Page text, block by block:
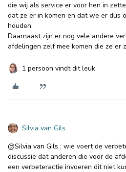
die wij als service er voor hen in
dat ze er in komen en dat we er dus
houden.
Daarnaast zijn er nog vele andere
afdelingen zelf mee komen die ze er
1 persoon vindt dit leuk
Silvia van Gils
@Silvia van Gils : wie voert de
discussie dat anderen die voor de
een verbeteractie invoeren dit niet